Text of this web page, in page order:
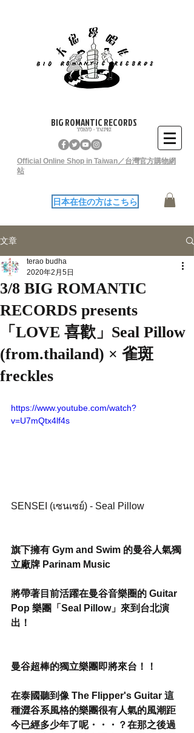
BIG ROMANTIC RECORDS
TOKYO - TAIPEI
Official Online Shop in Taiwan／台灣官方購物網
站
日本在住の方はこちら
文章
3/8 BIG ROMANTIC
RECORDS presents
「LOVE 喜歡」Seal Pillow
(from.thailand) × 雀斑
freckles
terao budha
2020年2月5日
https://www.youtube.com/watch?
v=U7mQtx4lf4s
SENSEI (เซนเซย์) - Seal Pillow
旗下擁有 Gym and Swim 的曼谷人氣獨
立廠牌 Parinam Music
將帶著目前活躍在曼谷音樂圈的 Guitar
Pop 樂團「Seal Pillow」來到台北演
出！
曼谷超棒的獨立樂團即將來台！！
在泰國聽到像 The Flipper's Guitar 這
種澀谷系風格的樂團很有人氣的風潮距
今已經多少年了呢・・・？在那之後過